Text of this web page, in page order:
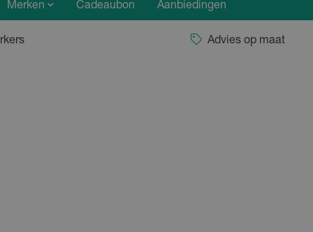
Merken Cadeaubon Aanbiedingen
Advies op maat